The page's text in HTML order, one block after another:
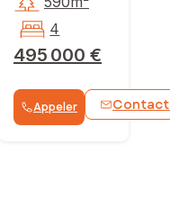
495 000 €
4
Appeler